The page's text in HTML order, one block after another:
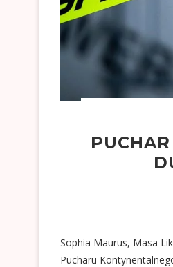
Sophia Maurus, Masa
Pucharu